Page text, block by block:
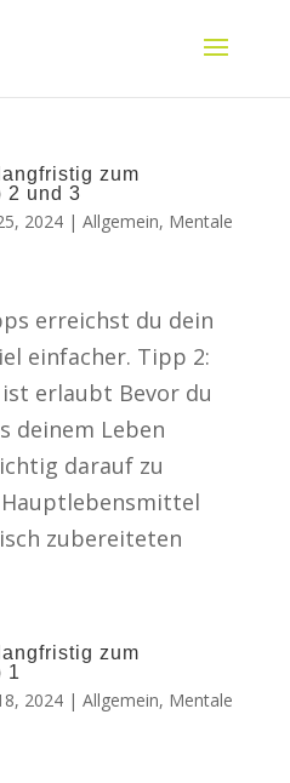
zum
2 und 3
2024| Allgemein, Mentale
erreichst du dein
einfacher. Tipp 2:
erlaubt Bevor du
deinem Leben
darauf zu
zubereiteten
zum
1
2024| Allgemein, Mentale